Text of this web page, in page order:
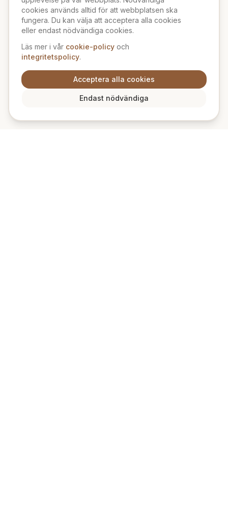
cookies används alltid för att webbplatsen ska
fungera. Du kan välja att acceptera alla cookies
eller endast nödvändiga cookies.
Läs mer i vår cookie-policy och
integritetspolicy.
Acceptera alla cookies
Endast nödvändiga